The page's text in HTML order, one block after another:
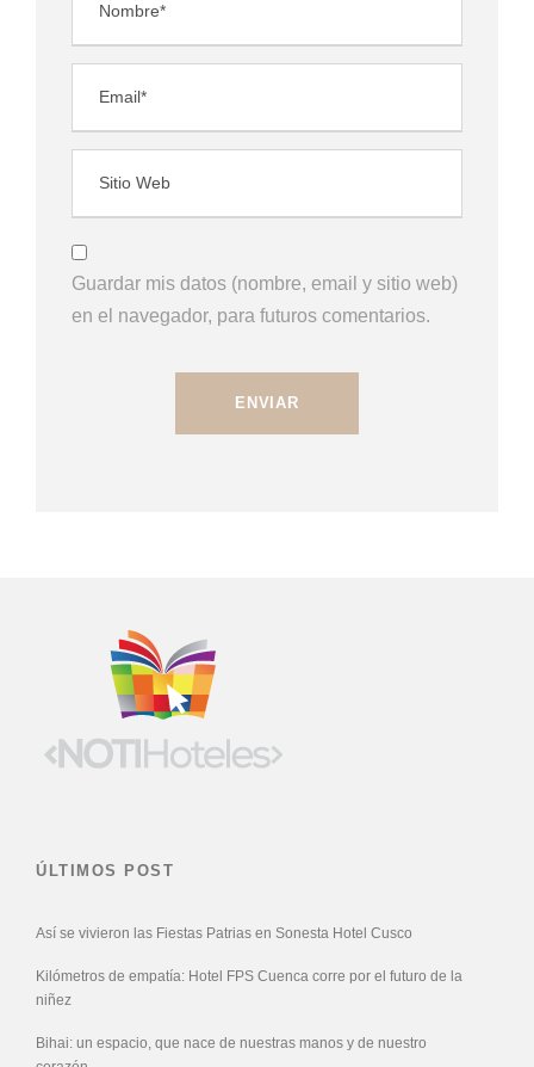
Guardar mis datos (nombre, email y sitio web)
en el navegador, para futuros comentarios.
ÚLTIMOS POST
Así se vivieron las Fiestas Patrias en Sonesta Hotel Cusco
Kilómetros de empatía: Hotel FPS Cuenca corre por el futuro de la
niñez
Bihai: un espacio, que nace de nuestras manos y de nuestro